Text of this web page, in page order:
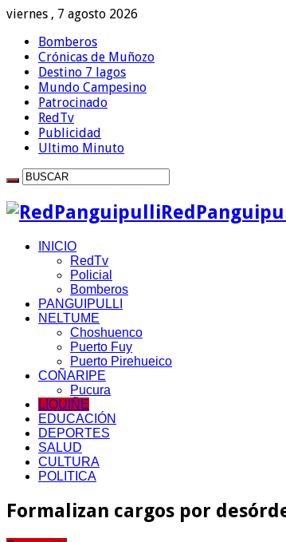
viernes , 7 agosto 2026
Bomberos
Crónicas de Muñozo
Destino 7 lagos
Mundo Campesino
Patrocinado
RedTv
Publicidad
Ultimo Minuto
INICIO
RedTv
Policial
Bomberos
PANGUIPULLI
NELTUME
Choshuenco
Puerto Fuy
Puerto Pirehueico
COÑARIPE
Pucura
LIQUIÑE
EDUCACIÓN
DEPORTES
SALUD
CULTURA
POLITICA
Formalizan cargos por